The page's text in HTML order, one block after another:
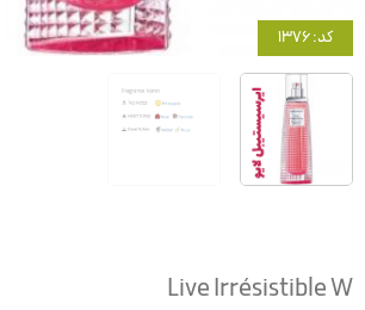
کد: 1376
Live Irrésistible W